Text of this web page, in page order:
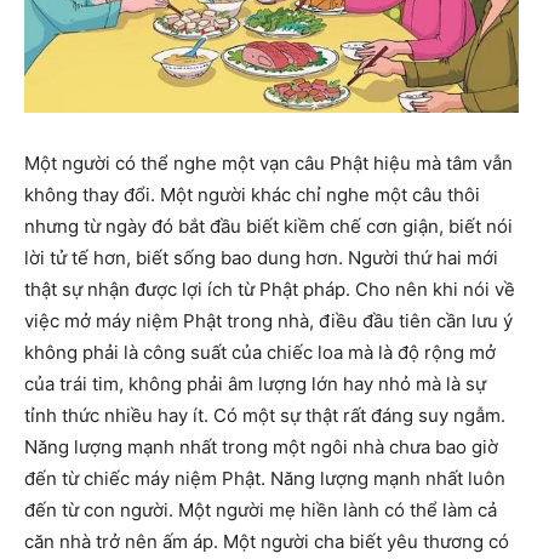
Một người có thể nghe một vạn câu Phật hiệu mà tâm vẫn
không thay đổi. Một người khác chỉ nghe một câu thôi
nhưng từ ngày đó bắt đầu biết kiềm chế cơn giận, biết nói
lời tử tế hơn, biết sống bao dung hơn. Người thứ hai mới
thật sự nhận được lợi ích từ Phật pháp. Cho nên khi nói về
việc mở máy niệm Phật trong nhà, điều đầu tiên cần lưu ý
không phải là công suất của chiếc loa mà là độ rộng mở
của trái tim, không phải âm lượng lớn hay nhỏ mà là sự
tỉnh thức nhiều hay ít. Có một sự thật rất đáng suy ngẫm.
Năng lượng mạnh nhất trong một ngôi nhà chưa bao giờ
đến từ chiếc máy niệm Phật. Năng lượng mạnh nhất luôn
đến từ con người. Một người mẹ hiền lành có thể làm cả
căn nhà trở nên ấm áp. Một người cha biết yêu thương có